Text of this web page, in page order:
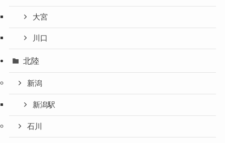
大宮
川口
北陸
新潟
新潟駅
石川